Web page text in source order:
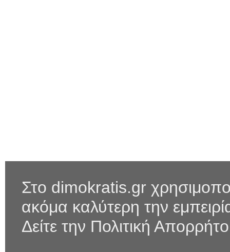
Στο dimokratis.gr
ακόμα καλύτερη την
Δείτε την Πολιτική